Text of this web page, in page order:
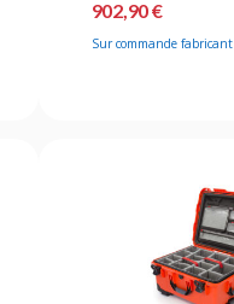
902,90 €
Sur commande fabricant